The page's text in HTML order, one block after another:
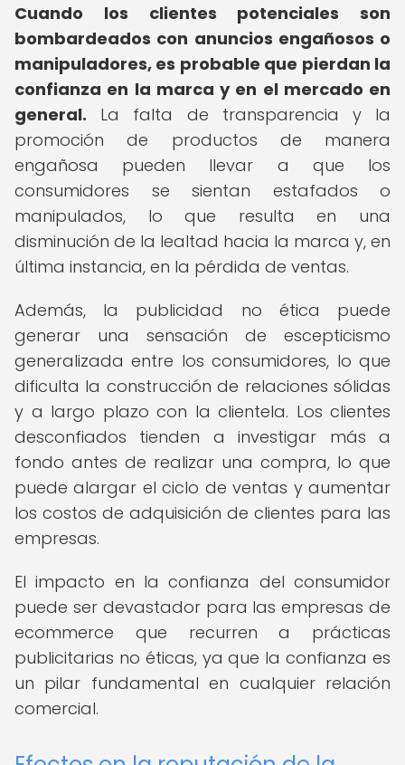
Cuando los clientes potenciales son
bombardeados con anuncios engañosos o
manipuladores, es probable que pierdan la
confianza en la marca y en el mercado en
general. La falta de transparencia y la
promoción de productos de manera
engañosa pueden llevar a que los
consumidores se sientan estafados o
manipulados, lo que resulta en una
disminución de la lealtad hacia la marca y, en
última instancia, en la pérdida de ventas.
Además, la publicidad no ética puede
generar una sensación de escepticismo
generalizada entre los consumidores, lo que
dificulta la construcción de relaciones sólidas
y a largo plazo con la clientela. Los clientes
desconfiados tienden a investigar más a
fondo antes de realizar una compra, lo que
puede alargar el ciclo de ventas y aumentar
los costos de adquisición de clientes para las
empresas.
El impacto en la confianza del consumidor
puede ser devastador para las empresas de
ecommerce que recurren a prácticas
publicitarias no éticas, ya que la confianza es
un pilar fundamental en cualquier relación
comercial.